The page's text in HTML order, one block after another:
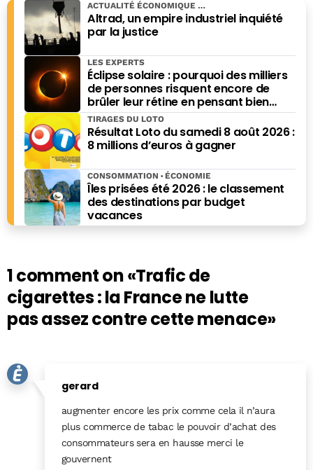
Altrad, un empire industriel inquiété
par la justice
ACTUALITÉ ÉCONOMIQUE
Éclipse solaire : pourquoi des milliers
de personnes risquent encore de
brûler leur rétine en pensant bien
faire
LES EXPERTS
Résultat Loto du samedi 8 août 2026 :
8 millions d’euros à gagner
TIRAGES DU LOTO
Îles prisées été 2026 : le classement
des destinations par budget
vacances
CONSOMMATION ÉCONOMIE
1 comment on«Trafic de
cigarettes : la France ne lutte
pas assez contre cette menace»
gerard
augmenter encore les prix comme cela il n’aura
plus commerce de tabac le pouvoir d’achat des
consommateurs sera en hausse merci le
gouvernent